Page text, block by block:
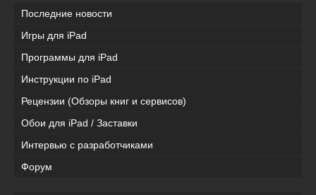
Последние новости
Игры для iPad
Программы для iPad
Инструкции по iPad
Рецензии (Обзоры книг и сервисов)
Обои для iPad / Заставки
Интервью с разработчиками
Форум